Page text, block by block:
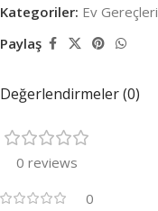
Kategoriler: Ev Gereçleri
Paylaş
Değerlendirmeler (0)
0 reviews
0